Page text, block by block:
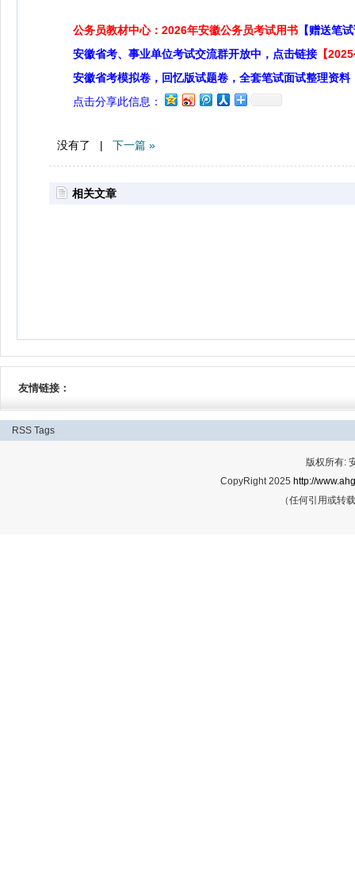
公务员教材中心：2026年安徽公务员考试用书 【赠送笔
安徽省考、事业单位考试交流群开放中，点击链接 【
安徽省考模拟卷，回忆版试题卷，全套笔试面试整理资料
点击分享此信息：
没有了 | 下一篇 »
相关文章
友情链接：
RSS Tags
版权所有:
CopyRight 2025 http://
（任何引用或转